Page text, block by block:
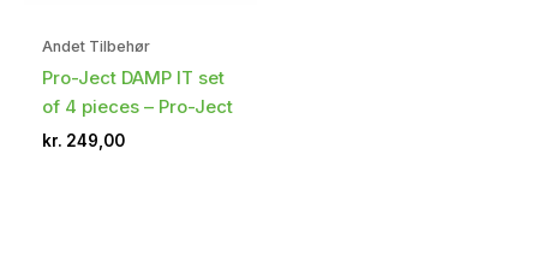
Andet Tilbehør
Pro-Ject DAMP IT set
of 4 pieces – Pro-Ject
kr. 249,00